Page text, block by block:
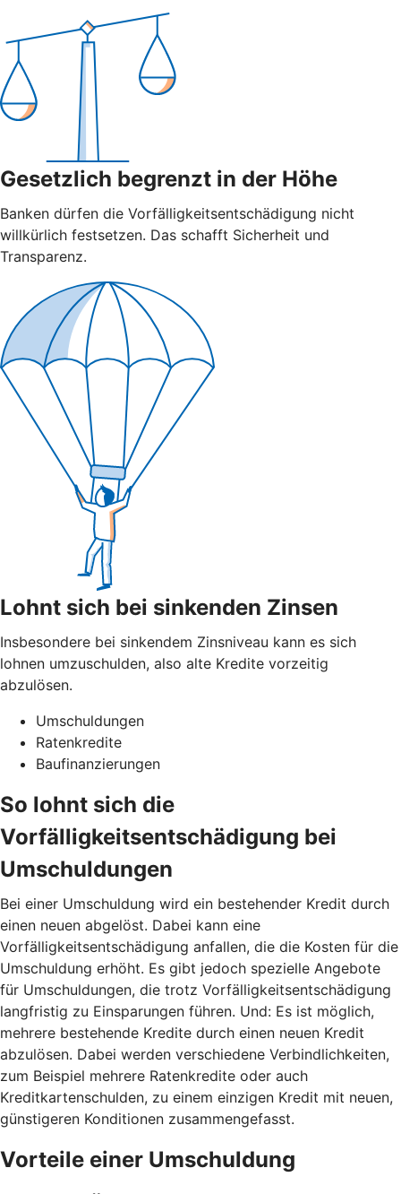
Gesetzlich begrenzt in der Höhe
Banken dürfen die Vorfälligkeitsentschädigung nicht
willkürlich festsetzen. Das schafft Sicherheit und
Transparenz.
Lohnt sich bei sinkenden Zinsen
Insbesondere bei sinkendem Zinsniveau kann es sich
lohnen umzuschulden, also alte Kredite vorzeitig
abzulösen.
Umschuldungen
Ratenkredite
Baufinanzierungen
So lohnt sich die
Vorfälligkeitsentschädigung bei
Umschuldungen
Bei einer Umschuldung wird ein bestehender Kredit durch
einen neuen abgelöst. Dabei kann eine
Vorfälligkeitsentschädigung anfallen, die die Kosten für die
Umschuldung erhöht. Es gibt jedoch spezielle Angebote
für Umschuldungen, die trotz Vorfälligkeitsentschädigung
langfristig zu Einsparungen führen. Und: Es ist möglich,
mehrere bestehende Kredite durch einen neuen Kredit
abzulösen. Dabei werden verschiedene Verbindlichkeiten,
zum Beispiel mehrere Ratenkredite oder auch
Kreditkartenschulden, zu einem einzigen Kredit mit neuen,
günstigeren Konditionen zusammengefasst.
Vorteile einer Umschuldung